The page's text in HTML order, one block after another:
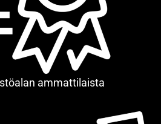
ammattilaista